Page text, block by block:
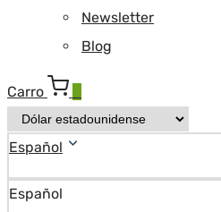
Newsletter
Blog
Carro
Español
Español